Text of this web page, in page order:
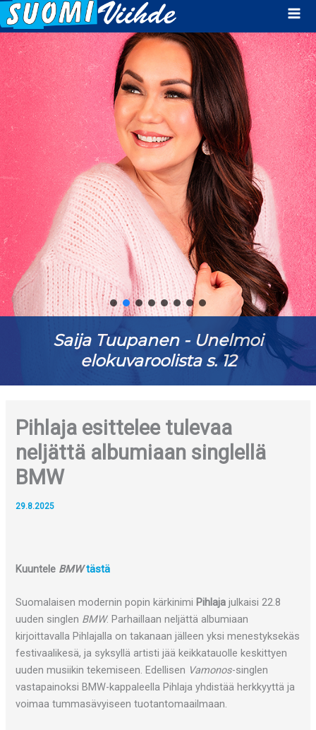
Saija Tuupanen - Unelmoi
elokuvaroolista s. 12
Pihlaja esittelee tulevaa
neljättä albumiaan singlellä
BMW
29.8.2025
Kuuntele BMWtästä
Suomalaisen modernin popin kärkinimi Pihlajajulkaisi 22.8
uuden singlen BMW. Parhaillaan neljättä albumiaan
kirjoittavalla Pihlajalla on takanaan jälleen yksi menestyksekäs
festivaalikesä, ja syksyllä artisti jää keikkatauolle keskittyen
uuden musiikin tekemiseen. Edellisen Vamonos-singlen
vastapainoksi BMW-kappaleella Pihlaja yhdistää herkkyyttä ja
voimaa tummasävyiseen tuotantomaailmaan.